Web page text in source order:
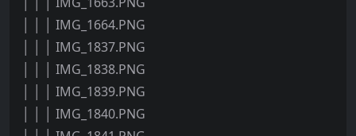
│ │ │ IMG_1664.PNG
│ │ │ IMG_1837.PNG
│ │ │ IMG_1838.PNG
│ │ │ IMG_1839.PNG
│ │ │ IMG_1840.PNG